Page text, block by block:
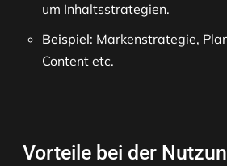
um Inhaltsstrategien.
Beispiel: Markenstrategie,
Content etc.
Vorteile bei der